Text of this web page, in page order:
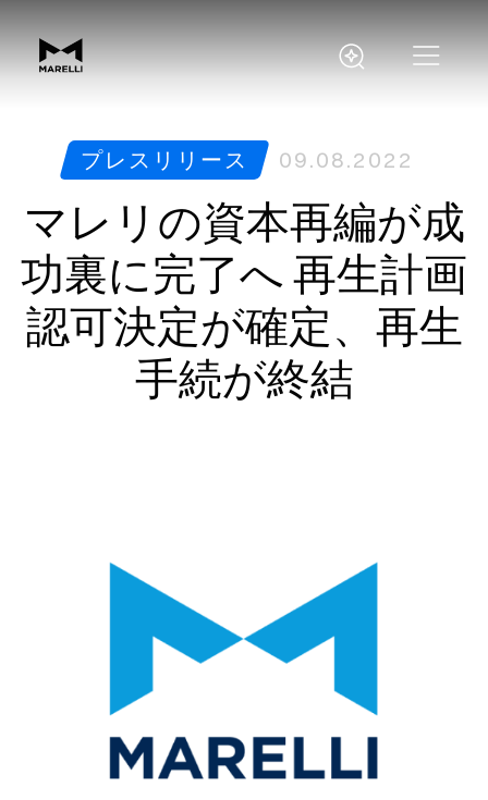
プレスリリース 09.08.2022
マレリの資本再編が成
功裏に完了へ 再生計画
認可決定が確定、再生
手続が終結